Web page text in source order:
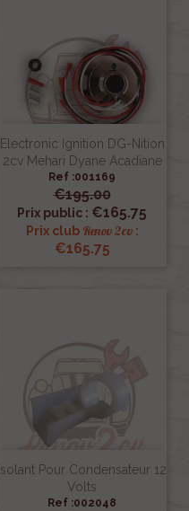
Electronic Ignition DG-Nition
2cv Mehari Dyane Acadiane
Ref :001169
€195.00
Prix public : €165.75
Prix club Renov 2cv:
€165.75
Isolant Pour Condensateur 12
Volts
Ref :002048